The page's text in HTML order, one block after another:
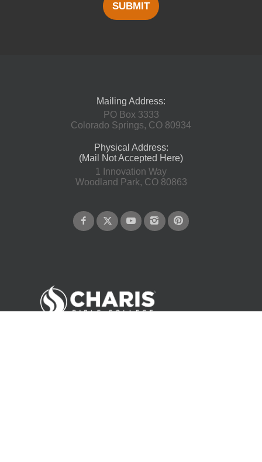
SUBMIT
Mailing Address:
PO Box 3333
Colorado Springs, CO 80934
Physical Address:
(Mail Not Accepted Here)
1 Innovation Way
Woodland Park, CO 80863